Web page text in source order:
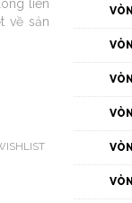
liên
về sản